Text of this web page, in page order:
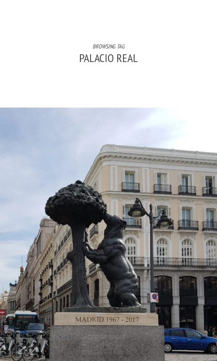
BROWSING TAG
PALACIO REAL